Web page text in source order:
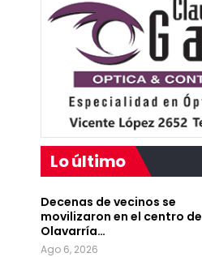
Lo último
Decenas de vecinos se
movilizaron en el centro de
Olavarría…
Ago 6, 2026